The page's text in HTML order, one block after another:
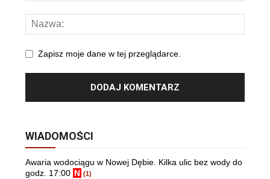
Zapisz moje dane w tej przeglądarce.
WIADOMOŚCI
Awaria wodociągu w Nowej Dębie. Kilka ulic bez wody do
godz. 17:00 N (1)